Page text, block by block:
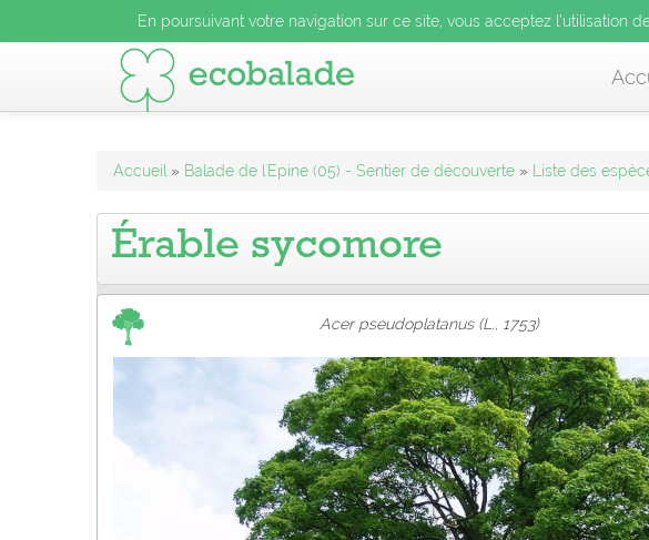
En poursuivant votre navigation sur ce site, vous acceptez
En poursuivant votre navigation sur ce site, vous acceptez l’utilisation
En poursuivant votre navigation sur ce site, vous acceptez l’utilisation de
Accueil » Balade de l'Epine (05) - Sentier de découverte » Liste des
Érable sycomore
Acer pseudoplatanus (L., 1753)